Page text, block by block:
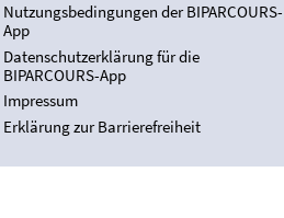
Nutzungsbedingungen der BIPARCOURS-
App
Datenschutzerklärung für die
BIPARCOURS-App
Impressum
Erklärung zur Barrierefreiheit